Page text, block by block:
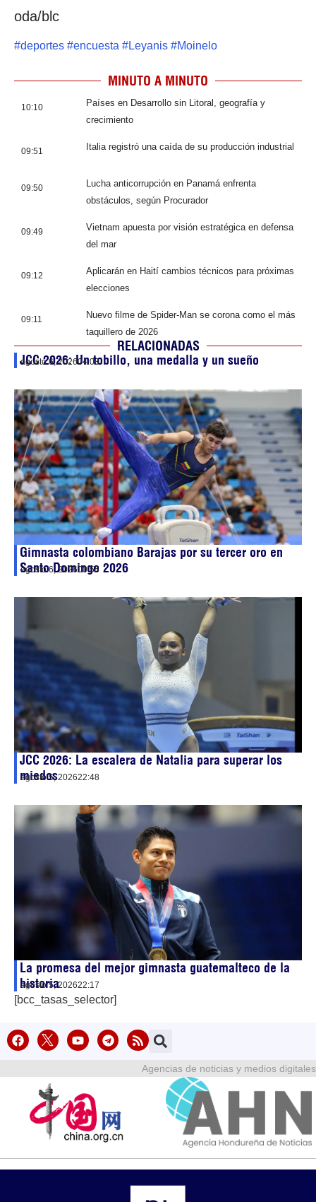
oda/blc
#deportes #encuesta #Leyanis #Moinelo
MINUTO A MINUTO
10:10
Países en Desarrollo sin Litoral, geografía y
crecimiento
09:51 Italia registró una caída de su producción industrial
09:50
Lucha anticorrupción en Panamá enfrenta
obstáculos, según Procurador
09:49
Vietnam apuesta por visión estratégica en defensa
del mar
09:12
Aplicarán en Haití cambios técnicos para próximas
elecciones
09:11
Nuevo filme de Spider-Man se corona como el más
taquillero de 2026
RELACIONADAS
JCC 2026: Un tobillo, una medalla y un sueño
agosto 6, 202604:08
Gimnasta colombiano Barajas por su tercer oro en
Santo Domingo 2026
agosto 6, 202600:55
JCC 2026: La escalera de Natalia para superar los
miedos
agosto 5, 202622:48
La promesa del mejor gimnasta guatemalteco de la
historia
agosto 5, 202622:17
[bcc_tasas_selector]
Agencias de noticias y medios digitales